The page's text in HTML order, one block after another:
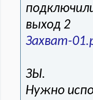
выход 2
Захват-
ЗЫ.
Нужно